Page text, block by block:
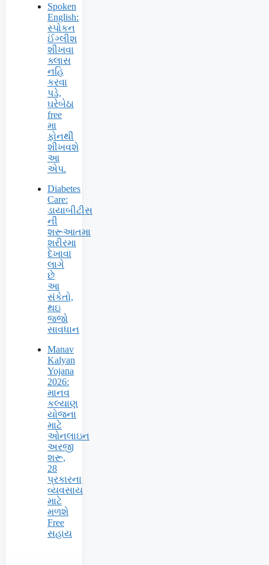
Spoken
English:
સ્પોકન
ઈંગ્લીશ
શીખવા
ક્લાસ
નહિ
કરવા
પડે,
ઘરેબેઠા
free
મા
ફોનથી
શીખવશે
આ
એપ.
Diabetes
Care:
ડાયાબીટીસ
ની
શરૂઆતમા
શરીરમા
દેખાવા
લાગે
છે
આ
સંકેતો,
થઇ
જજો
સાવધાન
Manav
Kalyan
Yojana
2026:
માનવ
કલ્યાણ
યોજના
માટે
ઓનલાઇન
અરજી
શરૂ,
28
પ્રકારના
વ્યવસાય
માટે
મળશે
Free
સહાય